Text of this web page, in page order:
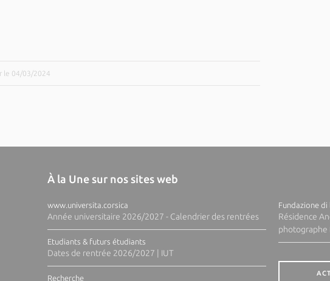
le 04/03/2024
À la Une sur nos sites web
www.universita.corsica
Année universitaire 2026/2027 - Calendrier des rentrées
Etudiants & futurs étudiants
Dates de rentrée 2026/2027 | IUT
Recherche
Fundazione di
Résidence
photographe